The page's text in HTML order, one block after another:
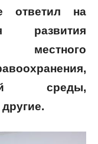
ответил на
развития
местного
среды,